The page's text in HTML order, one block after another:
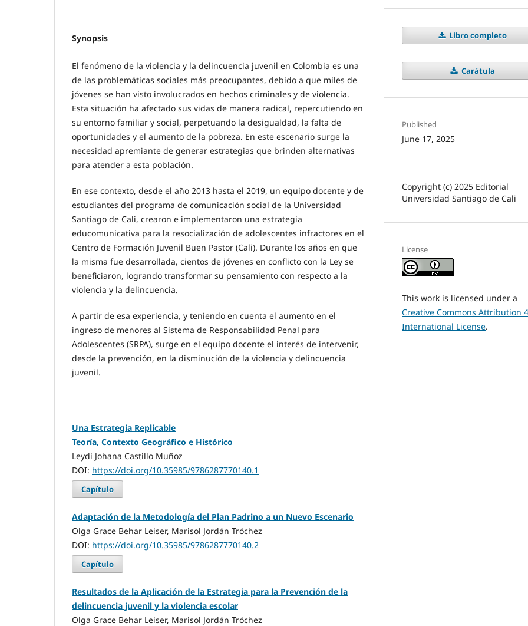
Synopsis
El fenómeno de la violencia y la delincuencia juvenil en Colombia es una
de las problemáticas sociales más preocupantes, debido a que miles de
jóvenes se han visto involucrados en hechos criminales y de violencia.
Esta situación ha afectado sus vidas de manera radical, repercutiendo en
su entorno familiar y social, perpetuando la desigualdad, la falta de
oportunidades y el aumento de la pobreza. En este escenario surge la
necesidad apremiante de generar estrategias que brinden alternativas
para atender a esta población.
En ese contexto, desde el año 2013 hasta el 2019, un equipo docente y de
estudiantes del programa de comunicación social de la Universidad
Santiago de Cali, crearon e implementaron una estrategia
educomunicativa para la resocialización de adolescentes infractores en el
Centro de Formación Juvenil Buen Pastor (Cali). Durante los años en que
la misma fue desarrollada, cientos de jóvenes en conflicto con la Ley se
beneficiaron, logrando transformar su pensamiento con respecto a la
violencia y la delincuencia.
A partir de esa experiencia, y teniendo en cuenta el aumento en el
ingreso de menores al Sistema de Responsabilidad Penal para
Adolescentes (SRPA), surge en el equipo docente el interés de intervenir,
desde la prevención, en la disminución de la violencia y delincuencia
juvenil.
Una Estrategia Replicable
Teoría, Contexto Geográfico e Histórico
Leydi Johana Castillo Muñoz
DOI: https://doi.org/10.35985/9786287770140.1
Capítulo
Adaptación de la Metodología del Plan Padrino a un Nuevo Escenario
Olga Grace Behar Leiser, Marisol Jordán Tróchez
DOI: https://doi.org/10.35985/9786287770140.2
Capítulo
Resultados de la Aplicación de la Estrategia para la Prevención de la
delincuencia juvenil y la violencia escolar
Olga Grace Behar Leiser, Marisol Jordán Tróchez
Libro completo
Carátula
Published
June 17, 2025
Copyright (c) 2025 Editorial
Universidad Santiago de Cali
License
This work is licensed under a
Creative Commons Attribution
International License.